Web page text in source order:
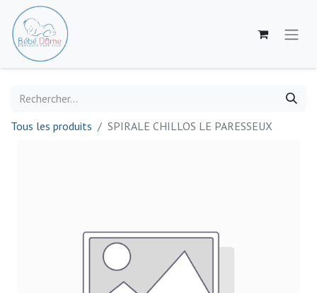
Tous les produits SPIRALE CHILLOS LE PARESSEUX